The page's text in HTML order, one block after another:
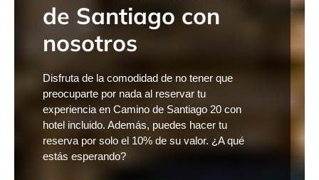
de Santiago con
nosotros
Disfruta de la comodidad de no tener que
preocuparte por nada al reservar tu
experiencia en Camino de Santiago 20 con
hotel incluido. Además, puedes hacer tu
reserva por solo el 10% de su valor. ¿A qué
estás esperando?